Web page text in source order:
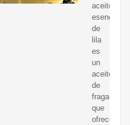
aceite
esencial
de
lila
es
un
aceite
de
fragancia
que
ofrece